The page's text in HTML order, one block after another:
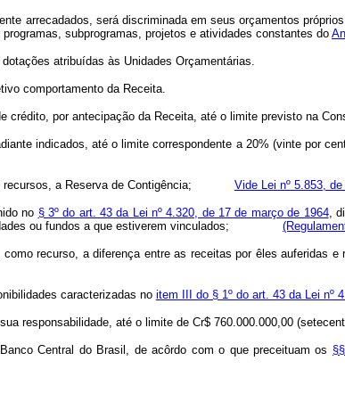
arrecadados, será discriminada em seus orçamentos
subprogramas, projetos e atividades constantes do
atribuídas às Unidades Orçamentárias.
comportamento da Receita.
crédito, por antecipação da Receita, até o limite previsto na
indicados, até o limite correspondente a 20% (vinte por
recursos, a Reserva de Contigência; Vide Lei nº 5.853, de
no § 3º do art. 43 da Lei nº 4.320, de 17 de março de 1964,
ou fundos a que estiverem vinculados;
recurso, a diferença entre as receitas por êles auferidas
caracterizadas no item III do § 1º do art. 43 da Lei nº
responsabilidade, até o limite de Cr$ 760.000.000,00
Central do Brasil, de acôrdo com o que preceituam os